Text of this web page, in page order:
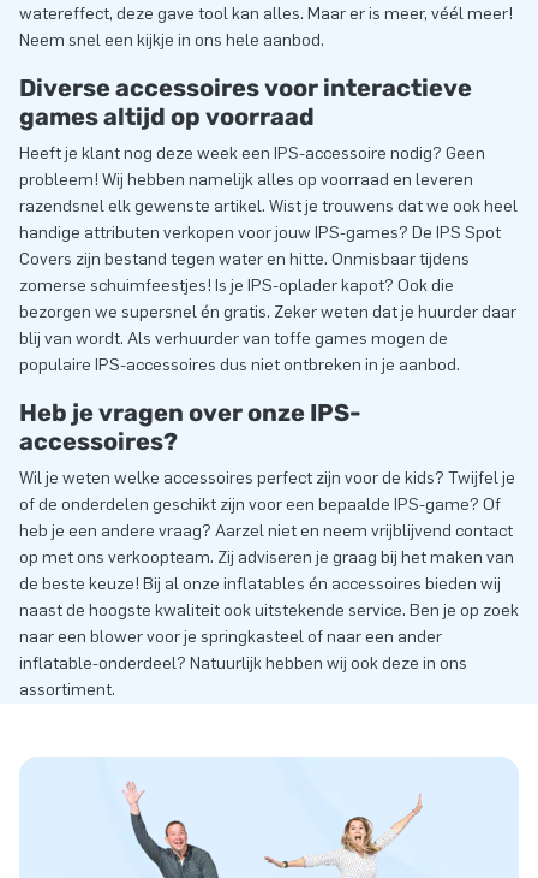
watereffect, deze gave tool kan alles. Maar er is meer, véél meer!
Neem snel een kijkje in ons hele aanbod.
Diverse accessoires voor interactieve
games altijd op voorraad
Heeft je klant nog deze week een IPS-accessoire nodig? Geen
probleem! Wij hebben namelijk alles op voorraad en leveren
razendsnel elk gewenste artikel. Wist je trouwens dat we ook heel
handige attributen verkopen voor jouw IPS-games? De IPS Spot
Covers zijn bestand tegen water en hitte. Onmisbaar tijdens
zomerse schuimfeestjes! Is je IPS-oplader kapot? Ook die
bezorgen we supersnel én gratis. Zeker weten dat je huurder daar
blij van wordt. Als verhuurder van toffe games mogen de
populaire IPS-accessoires dus niet ontbreken in je aanbod.
Heb je vragen over onze IPS-
accessoires?
Wil je weten welke accessoires perfect zijn voor de kids? Twijfel je
of de onderdelen geschikt zijn voor een bepaalde IPS-game? Of
heb je een andere vraag? Aarzel niet en neem vrijblijvend contact
op met ons verkoopteam. Zij adviseren je graag bij het maken van
de beste keuze! Bij al onze inflatables én accessoires bieden wij
naast de hoogste kwaliteit ook uitstekende service. Ben je op zoek
naar een blower voor je springkasteel of naar een ander
inflatable-onderdeel? Natuurlijk hebben wij ook deze in ons
assortiment.